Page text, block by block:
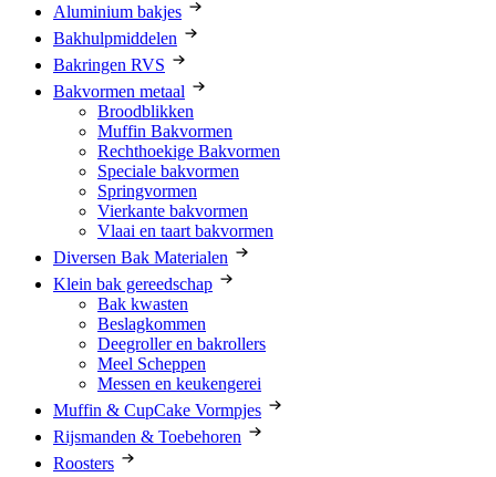
Aluminium bakjes
Bakhulpmiddelen
Bakringen RVS
Bakvormen metaal
Broodblikken
Muffin Bakvormen
Rechthoekige Bakvormen
Speciale bakvormen
Springvormen
Vierkante bakvormen
Vlaai en taart bakvormen
Diversen Bak Materialen
Klein bak gereedschap
Bak kwasten
Beslagkommen
Deegroller en bakrollers
Meel Scheppen
Messen en keukengerei
Muffin & CupCake Vormpjes
Rijsmanden & Toebehoren
Roosters